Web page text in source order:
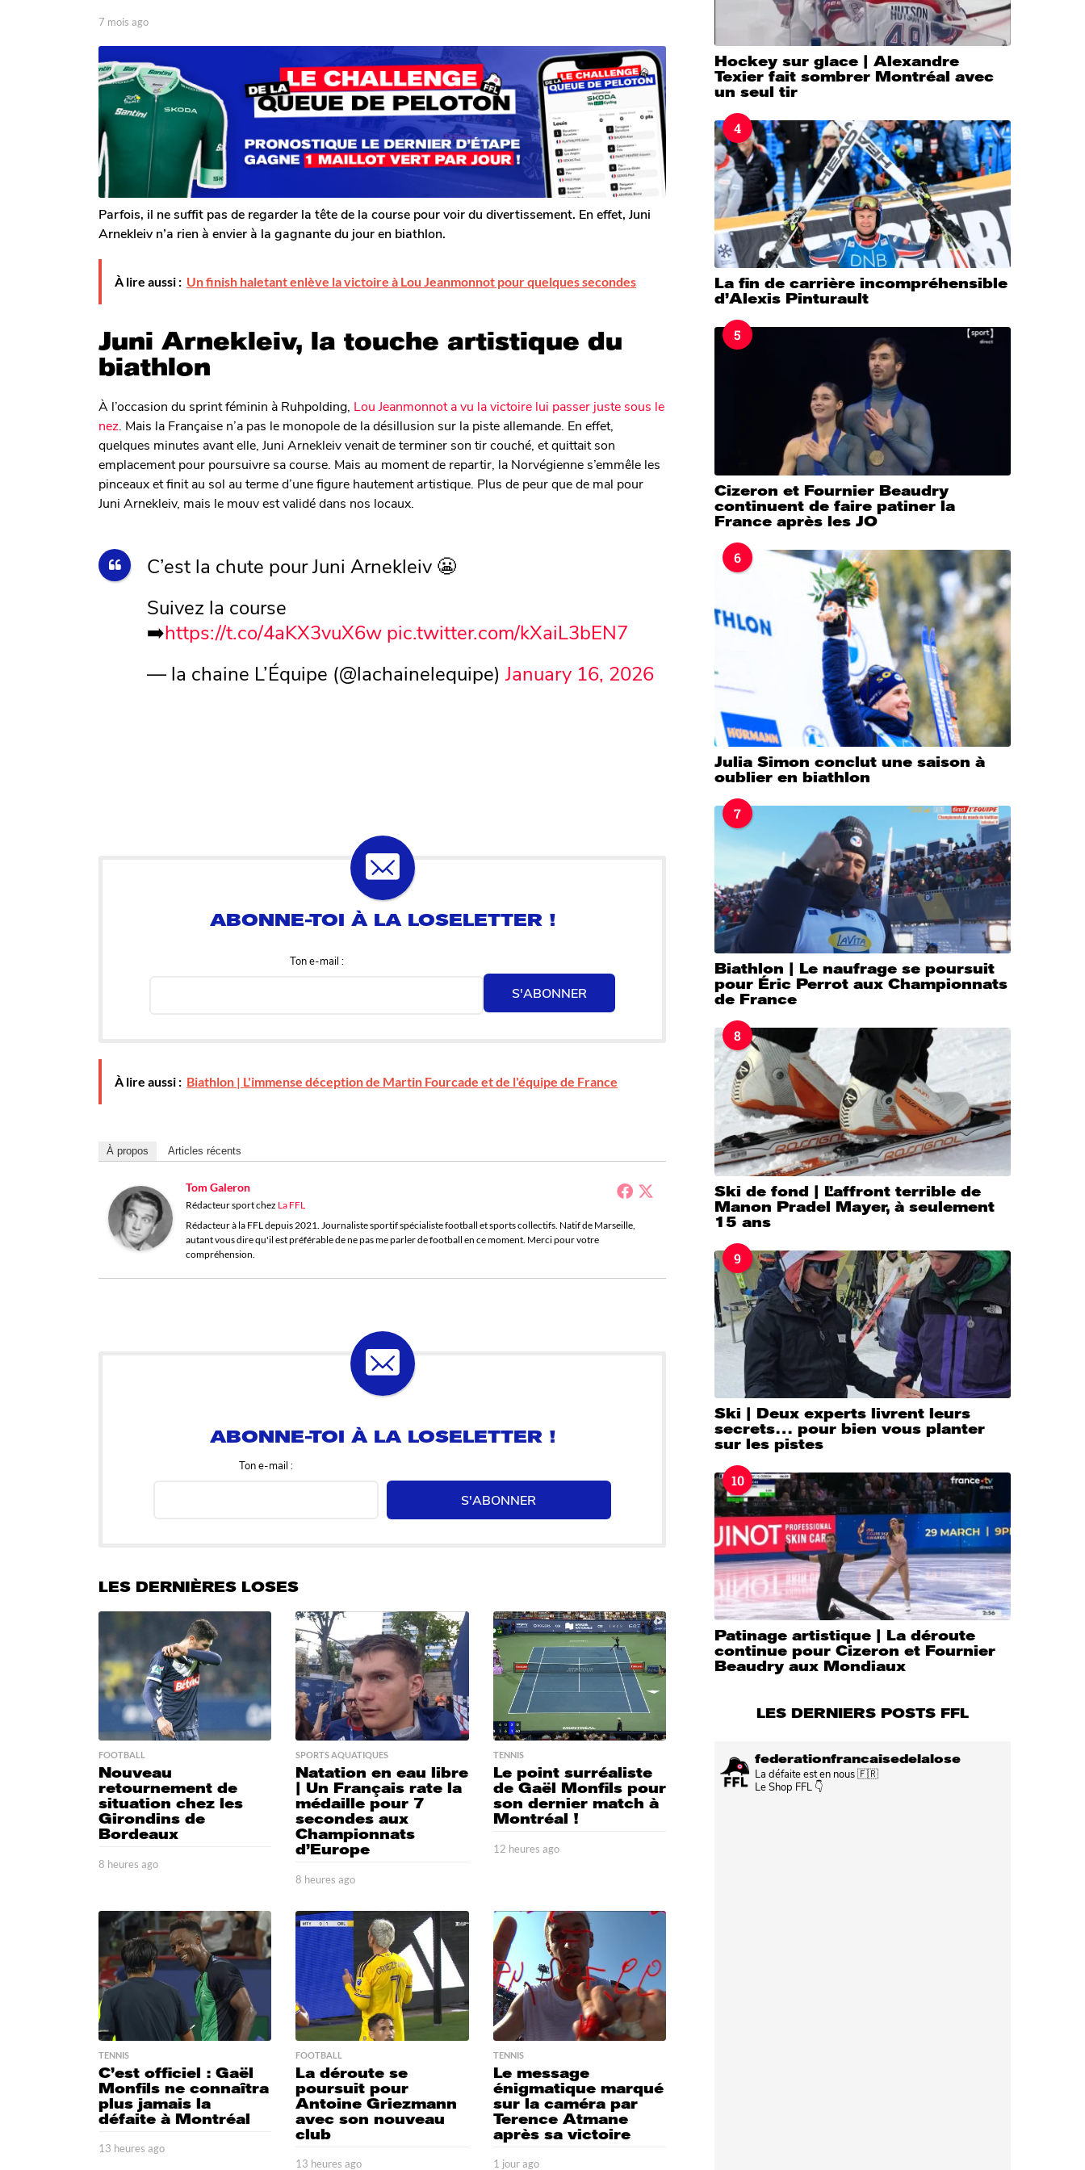
o
m
o
i
s
a
g
o
p
r
T
o
m
G
a
l
e
r
o
n
7 mois ago
i
s
a
o
Parfois, il ne suffit pas de regarder la tête de la course pour voir du divertissement. En effet, Juni
Arnekleiv n’a rien à envier à la gagnante du jour en biathlon.
À lire aussi : Un finish haletant enlève la victoire à Lou Jeanmonnot pour quelques secondes
Juni Arnekleiv, la touche artistique du
biathlon
À l’occasion du sprint féminin à Ruhpolding, Lou Jeanmonnot a vu la victoire lui passer juste sous le
nez . Mais la Française n’a pas le monopole de la désillusion sur la piste allemande. En effet,
quelques minutes avant elle, Juni Arnekleiv venait de terminer son tir couché, et quittait son
emplacement pour poursuivre sa course. Mais au moment de repartir, la Norvégienne s’emmêle les
pinceaux et finit au sol au terme d’une figure hautement artistique. Plus de peur que de mal pour
Juni Arnekleiv, mais le mouv est validé dans nos locaux.
C’est la chute pour Juni Arnekleiv 😬
Suivez la course
➡️https://t.co/4aKX3vuX6w pic.twitter.com/kXaiL3bEN7
— la chaine L’Équipe (@lachainelequipe)January 16, 2026
Ton e-mail :
S'ABONNER
À lire aussi : Biathlon | L'immense déception de Martin Fourcade et de l'équipe de France
À propos Articles récents
Tom Galeron
Rédacteur sportchez La FFL
Rédacteur à la FFL depuis 2021. Journaliste sportif spécialiste football et sports collectifs. Natif de Marseille,
autant vous dire qu'il est préférable de ne pas me parler de football en ce moment. Merci pour votre
compréhension.
Ton e-mail :
S'ABONNER
LES DERNIÈRES LOSES
FOOTBALL
Nouveau
retournement de
situation chez les
Girondins de
Bordeaux
8 heures ago
u
s
a
g
SPORTS AQUATIQUES
Natation en eau libre
| Un Français rate la
médaille pour 7
secondes aux
Championnats
d’Europe
8 heures ago
e
s
a
g
o
TENNIS
Le point surréaliste
de Gaël Monfils pour
son dernier match à
Montréal !
12 heures ago1
u
r
e
s
a
g
o
TENNIS
C’est officiel : Gaël
Monfils ne connaîtra
plus jamais la
défaite à Montréal
13 heures ago
FOOTBALL
La déroute se
poursuit pour
Antoine Griezmann
avec son nouveau
club
13 heures ago
TENNIS
Le message
énigmatique marqué
sur la caméra par
Terence Atmane
après sa victoire
1 jour ago2
Hockey sur glace | Alexandre
Texier fait sombrer Montréal avec
un seul tir
4
La fin de carrière incompréhensible
d’Alexis Pinturault
5
Cizeron et Fournier Beaudry
continuent de faire patiner la
France après les JO
6
Julia Simon conclut une saison à
oublier en biathlon
7
Biathlon | Le naufrage se poursuit
pour Éric Perrot aux Championnats
de France
8
Ski de fond | L’affront terrible de
Manon Pradel Mayer, à seulement
15 ans
9
Ski | Deux experts livrent leurs
secrets… pour bien vous planter
sur les pistes
10
Patinage artistique | La déroute
continue pour Cizeron et Fournier
Beaudry aux Mondiaux
LES DERNIERS POSTS FFL
federationfrancaisedelalose
La défaite est en nous 🇫🇷
Le Shop FFL 👇